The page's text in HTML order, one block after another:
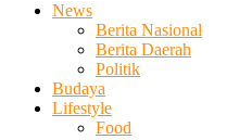
News
Berita Nasional
Berita Daerah
Politik
Budaya
Lifestyle
Food